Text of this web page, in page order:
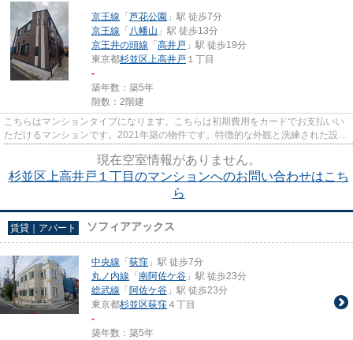
京王線 「 芦花公園 」駅 徒歩7分
京王線 「 八幡山 」駅 徒歩13分
京王井の頭線 「 高井戸 」駅 徒歩19分
東京都杉並区上高井戸 １丁目
-
築年数：築5年
階数：2階建
こちらはマンションタイプになります。こちらは初期費用をカードでお支払いい
ただけるマンションです。2021年築の物件です。特徴的な外観と洗練された設計
現在空室情報がありません。
杉並区上高井戸１丁目のマンションへのお問い合わせはこち
ら
賃貸｜アパート ソフィアアックス
中央線 「 荻窪 」駅 徒歩7分
丸ノ内線 「 南阿佐ケ谷 」駅 徒歩23分
総武線 「 阿佐ケ谷 」駅 徒歩23分
東京都杉並区荻窪 ４丁目
-
築年数：築5年